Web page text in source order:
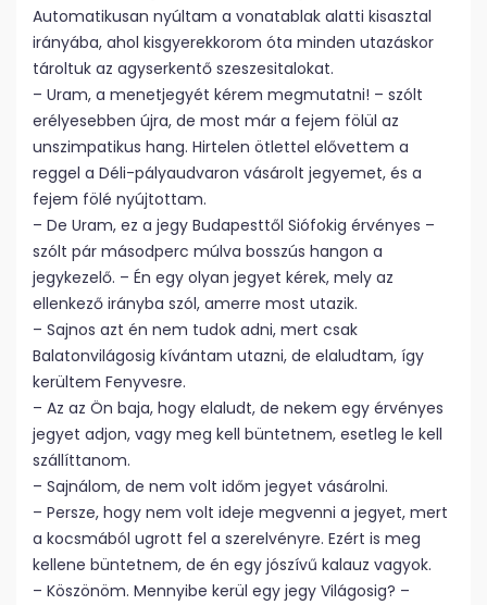
Automatikusan nyúltam a vonatablak alatti kisasztal
irányába, ahol kisgyerekkorom óta minden utazáskor
tároltuk az agyserkentő szeszesitalokat.
– Uram, a menetjegyét kérem megmutatni! – szólt
erélyesebben újra, de most már a fejem fölül az
unszimpatikus hang. Hirtelen ötlettel elővettem a
reggel a Déli-pályaudvaron vásárolt jegyemet, és a
fejem fölé nyújtottam.
– De Uram, ez a jegy Budapesttől Siófokig érvényes –
szólt pár másodperc múlva bosszús hangon a
jegykezelő. – Én egy olyan jegyet kérek, mely az
ellenkező irányba szól, amerre most utazik.
– Sajnos azt én nem tudok adni, mert csak
Balatonvilágosig kívántam utazni, de elaludtam, így
kerültem Fenyvesre.
– Az az Ön baja, hogy elaludt, de nekem egy érvényes
jegyet adjon, vagy meg kell büntetnem, esetleg le kell
szállíttanom.
– Sajnálom, de nem volt időm jegyet vásárolni.
– Persze, hogy nem volt ideje megvenni a jegyet, mert
a kocsmából ugrott fel a szerelvényre. Ezért is meg
kellene büntetnem, de én egy jószívű kalauz vagyok.
– Köszönöm. Mennyibe kerül egy jegy Világosig? –